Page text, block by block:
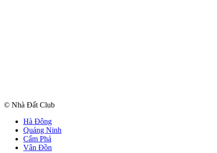
© Nhà Đất Club
Hà Đông
Quảng Ninh
Cẩm Phả
Vân Đồn